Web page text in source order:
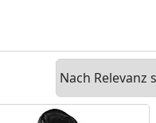
Sortieren